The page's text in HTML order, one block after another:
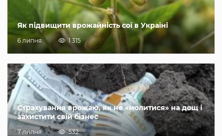
Як підвищити врожайність сої в Україні
6 липня 1 315
Страхування врожаю, як не «молитися» на дощ і
захистити свій бізнес
7 липня 532